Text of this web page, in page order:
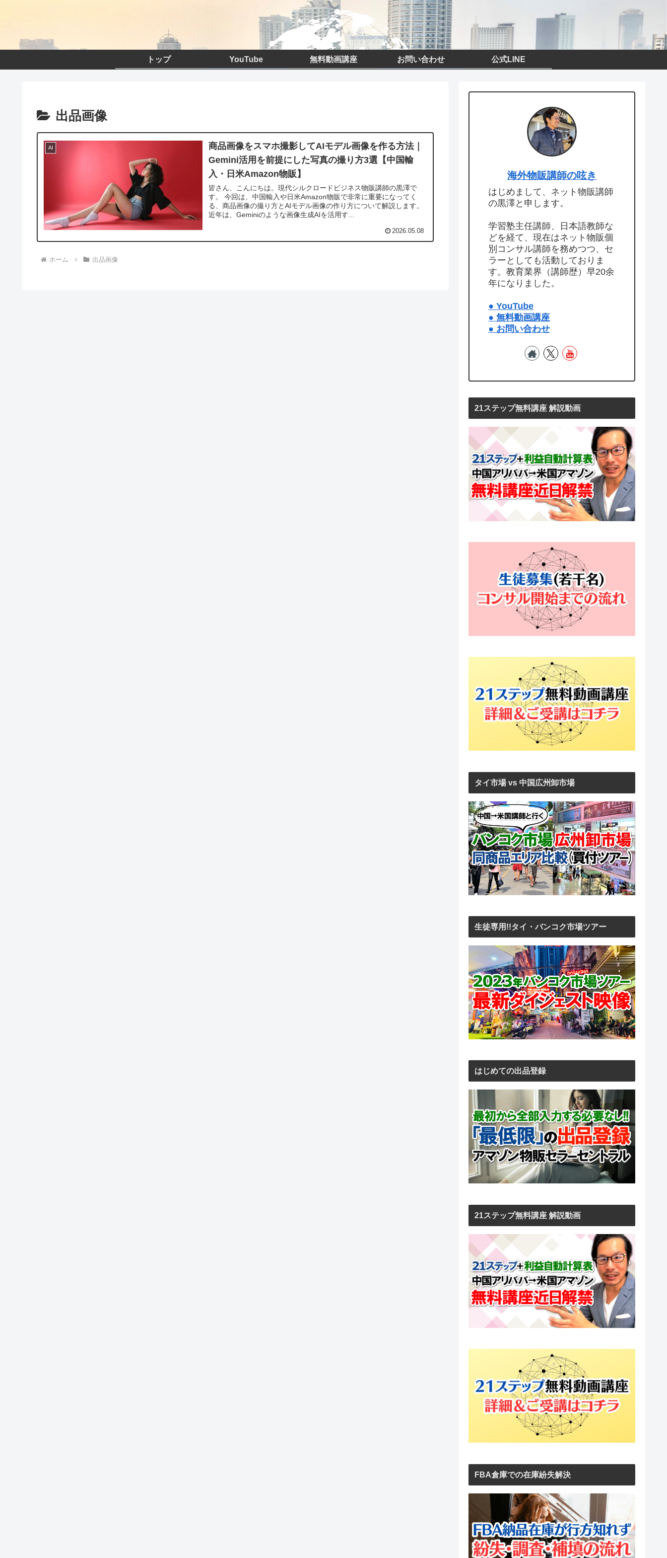
トップ YouTube 無料動画講座 お問い合わせ 公式LINE
出品画像
AI
商品画像をスマホ撮影してAIモデル画像を作る方法｜
Gemini活用を前提にした写真の撮り方3選【中国輸
入・日米Amazon物販】
皆さん、こんにちは。現代シルクロードビジネス物販講師の黒澤で
す。 今回は、中国輸入や日米Amazon物販で非常に重要になってく
る、商品画像の撮り方とAIモデル画像の作り方について解説します。
近年は、Geminiのような画像生成AIを活用す...
2026.05.08
ホーム 出品画像
海外物販講師の呟き
はじめまして、ネット物販講師
の黒澤と申します。
学習塾主任講師、日本語教師な
どを経て、現在はネット物販個
別コンサル講師を務めつつ、セ
ラーとしても活動しておりま
す。教育業界（講師歴）早20余
年になりました。
● YouTube
● 無料動画講座
● お問い合わせ
21ステップ無料講座 解説動画
タイ市場 vs 中国広州卸市場
生徒専用!!タイ・バンコク市場ツアー
はじめての出品登録
21ステップ無料講座 解説動画
FBA倉庫での在庫紛失解決